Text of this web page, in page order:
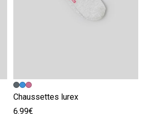
Image précédente
Image suivante
Chaussettes lurex
6.99€